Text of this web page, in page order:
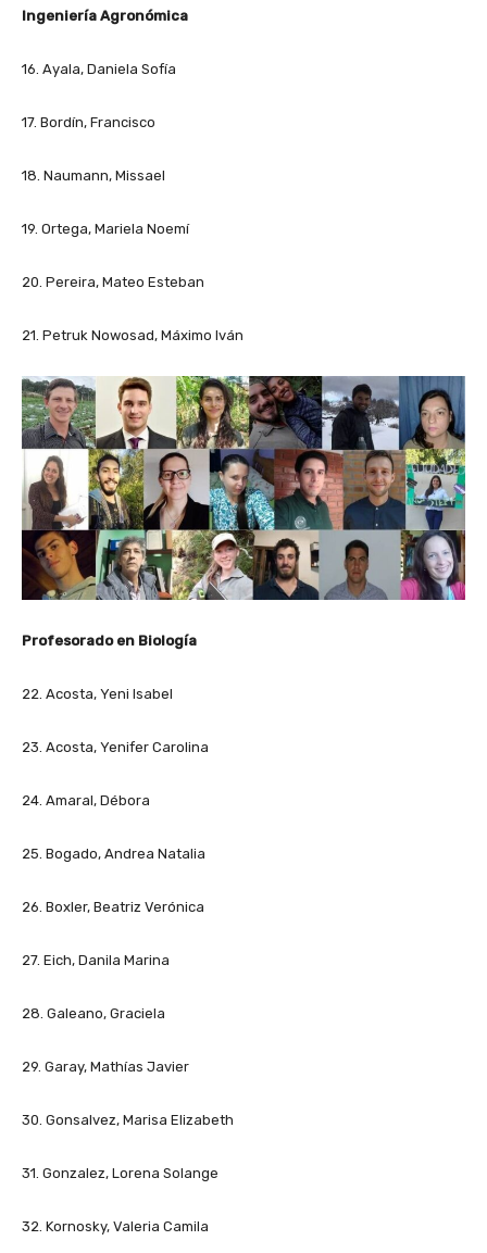
Ingeniería Agronómica
16. Ayala, Daniela Sofía
17. Bordín, Francisco
18. Naumann, Missael
19. Ortega, Mariela Noemí
20. Pereira, Mateo Esteban
21. Petruk Nowosad, Máximo Iván
Profesorado en Biología
22. Acosta, Yeni Isabel
23. Acosta, Yenifer Carolina
24. Amaral, Débora
25. Bogado, Andrea Natalia
26. Boxler, Beatriz Verónica
27. Eich, Danila Marina
28. Galeano, Graciela
29. Garay, Mathías Javier
30. Gonsalvez, Marisa Elizabeth
31. Gonzalez, Lorena Solange
32. Kornosky, Valeria Camila